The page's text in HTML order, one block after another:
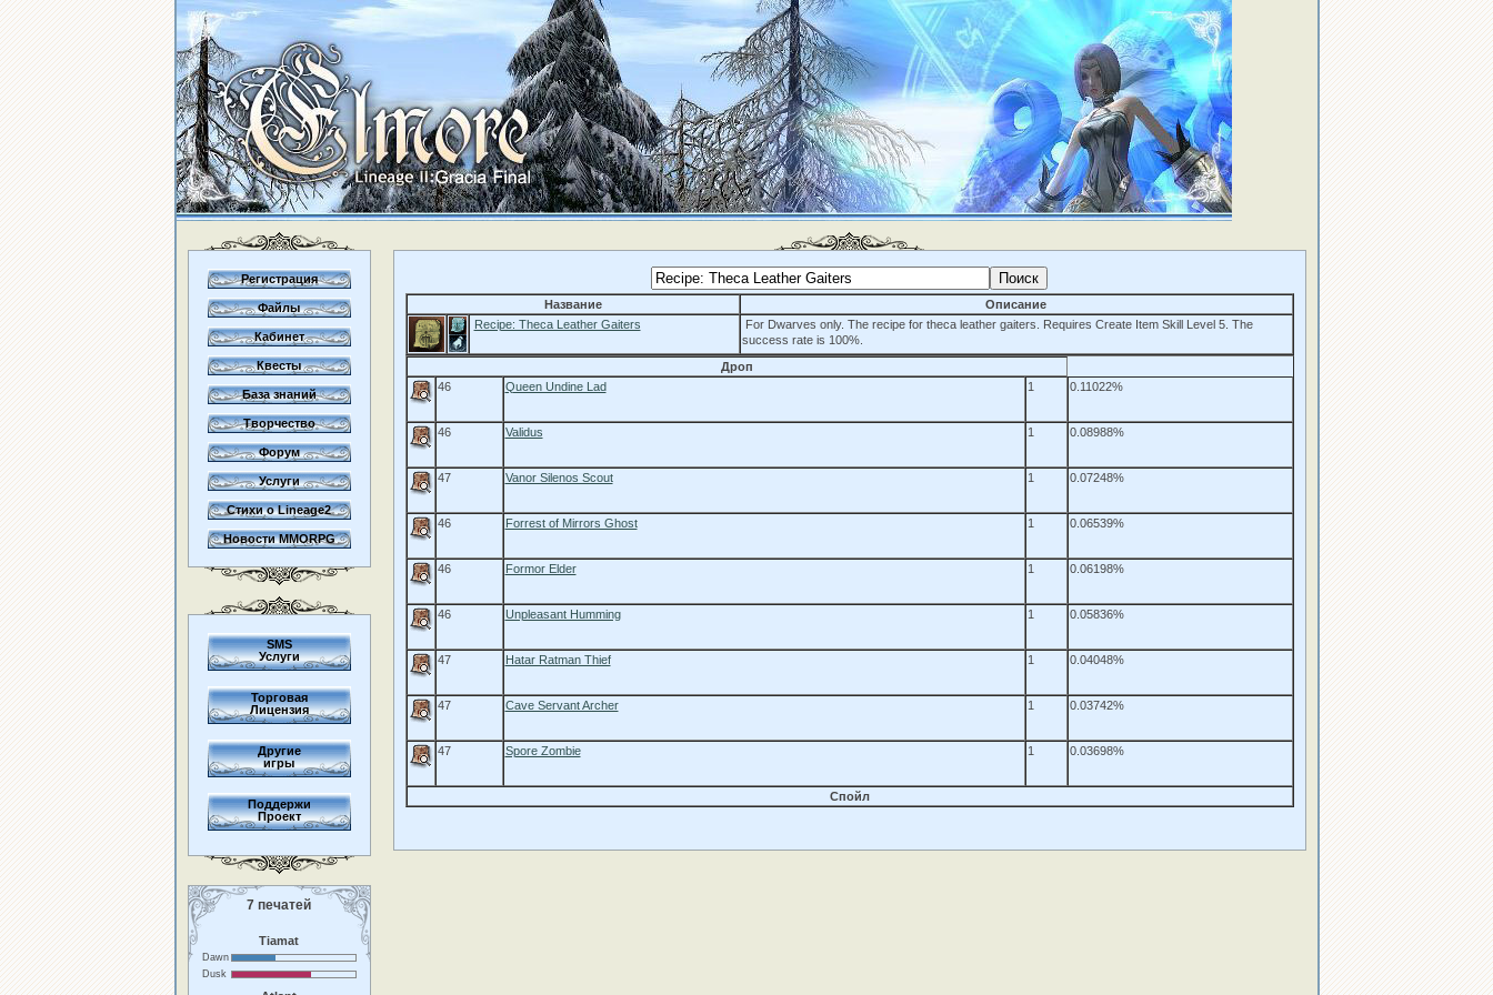
Регистрация
Файлы
Кабинет
Квесты
База знаний
Творчество
Форум
Услуги
Стихи о Lineage2
Новости MMORPG
SMS
Услуги
Торговая
Лицензия
Другие
игры
Поддержи
Проект
7 печатей
Tiamat
Dawn
Dusk
Название
Описание
Recipe: Theca Leather Gaiters
For Dwarves only. The recipe for theca leather gaiters. Requires Create Item Skill Level 5. The
success rate is 100%.
Дроп
46
Queen Undine Lad 1 0.11022%
46 Validus 1 0.08988%
47 Vanor Silenos Scout 1 0.07248%
46 Forrest of Mirrors Ghost 1 0.06539%
46 Formor Elder 1 0.06198%
46 Unpleasant Humming 1 0.05836%
47 Hatar Ratman Thief 1 0.04048%
47 Cave Servant Archer 1 0.03742%
47 Spore Zombie 1 0.03698%
Спойл